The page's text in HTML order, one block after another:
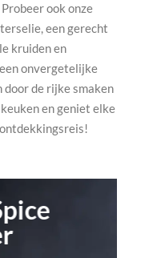
ook onze
een gerecht
kruiden en
onvergetelijke
de rijke smaken
en geniet elke